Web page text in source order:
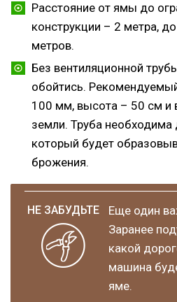
Расстояние от ямы до
конструкции – 2 метра,
метров.
Без вентиляционной
обойтись.
100 мм, высота – 50 см и
земли. Труба необходима
который будет
брожения.
Еще один
Заранее
какой
машина
яме.